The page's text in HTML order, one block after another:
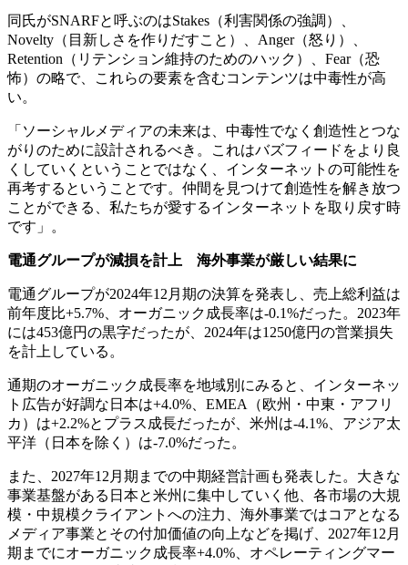
同氏がSNARFと呼ぶのはStakes（利害関係の強調）、
Novelty（目新しさを作りだすこと）、Anger（怒り）、
Retention（リテンション維持のためのハック）、Fear（恐
怖）の略で、これらの要素を含むコンテンツは中毒性が高
い。
「ソーシャルメディアの未来は、中毒性でなく創造性とつな
がりのために設計されるべき。これはバズフィードをより良
くしていくということではなく、インターネットの可能性を
再考するということです。仲間を見つけて創造性を解き放つ
ことができる、私たちが愛するインターネットを取り戻す時
です」。
電通グループが減損を計上 海外事業が厳しい結果に
電通グループが2024年12月期の決算を発表し、売上総利益は
前年度比+5.7%、オーガニック成長率は-0.1%だった。2023年
には453億円の黒字だったが、2024年は1250億円の営業損失
を計上している。
通期のオーガニック成長率を地域別にみると、インターネッ
ト広告が好調な日本は+4.0%、EMEA（欧州・中東・アフリ
カ）は+2.2%とプラス成長だったが、米州は-4.1%、アジア太
平洋（日本を除く）は-7.0%だった。
また、2027年12月期までの中期経営計画も発表した。大きな
事業基盤がある日本と米州に集中していく他、各市場の大規
模・中規模クライアントへの注力、海外事業ではコアとなる
メディア事業とその付加価値の向上などを掲げ、2027年12月
期までにオーガニック成長率+4.0%、オペレーティングマー